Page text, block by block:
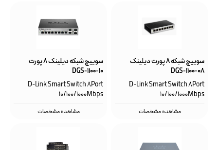
سوییچ شبکه ۸ پورت دیلینک
DGS-1100-08
D-Link Smart Switch 8Port
10/100/1000Mbps
مشاهده مشخصات
سوییچ شبکه دیلینک 8 پورت
DGS-1100-10
D-Link Smart Switch 8Port
10/100/1000Mbps
مشاهده مشخصات